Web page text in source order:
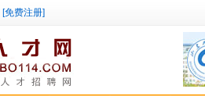
[免费注册]